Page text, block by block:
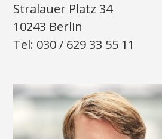
Stralauer Platz 34
10243 Berlin
Tel: 030 / 629 33 55 11